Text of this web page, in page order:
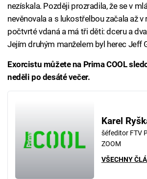
nezískala. Později prozradila, že se v
nevěnovala a s lukostřelbou začala až
počtvrté vdaná a má tři děti: dceru a
Jejím druhým manželem byl herec Jeff
Exorcistu můžete na Prima COOL
neděli po desáté večer.
Karel
šéfeditor FTV
ZOOM
VŠECHNY